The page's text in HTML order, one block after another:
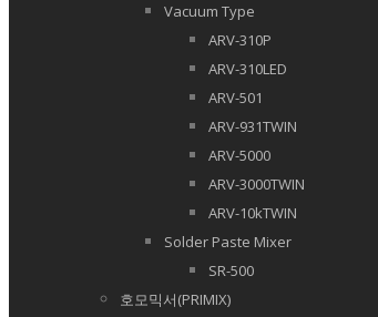
Vacuum Type
ARV-310P
ARV-310LED
ARV-501
ARV-931TWIN
ARV-5000
ARV-3000TWIN
ARV-10kTWIN
Solder Paste Mixer
SR-500
호모믹서(PRIMIX)